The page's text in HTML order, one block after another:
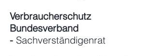
Verbraucherschutz
Bundesverband
- Sachverständigenrat